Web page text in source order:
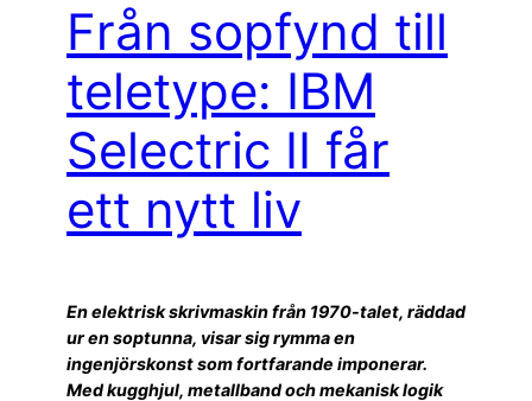
Från sopfynd till
teletype: IBM
Selectric II får
ett nytt liv
En elektrisk skrivmaskin från 1970-talet, räddad
ur en soptunna, visar sig rymma en
ingenjörskonst som fortfarande imponerar.
Med kugghjul, metallband och mekanisk logik